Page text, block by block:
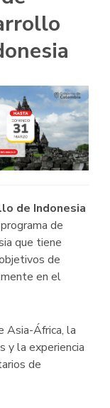
de Indonesia
de
que tiene
de
en el
Asia-África, la
y la experiencia
de